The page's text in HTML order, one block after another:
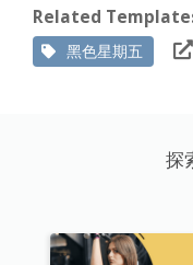
Related
黑色星期五
探